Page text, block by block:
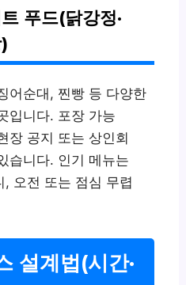
푸드(닭강정·
어순대, 찐빵 등 다양한
입니다. 포장 가능
장 공지 또는 상인회
습니다. 인기 메뉴는
오전 또는 점심 무렵
설계법(시간·